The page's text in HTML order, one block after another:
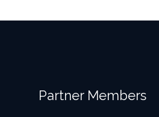
Partner Members